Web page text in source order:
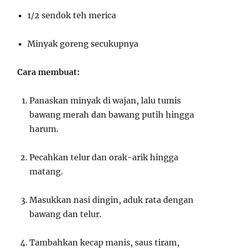
1/2 sendok teh merica
Minyak goreng secukupnya
Cara membuat:
Panaskan minyak di wajan, lalu tumis
bawang merah dan bawang putih hingga
harum.
Pecahkan telur dan orak-arik hingga
matang.
Masukkan nasi dingin, aduk rata dengan
bawang dan telur.
Tambahkan kecap manis, saus tiram,